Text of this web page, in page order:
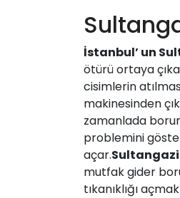
İstanbul’ un
ötürü ortaya
cisimlerin
makinesinden
zamanlada
problemini
açar.Sultangazi
mutfak gider
tıkanıklığı